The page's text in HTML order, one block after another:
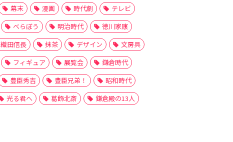
幕末
漫画 時代劇
テレビ
べらぼう
明治時代
徳川家康
織田信長
抹茶 デザイン
文房具
フィギュア
展覧会
鎌倉時代
豊臣秀吉
豊臣兄弟！
昭和時代
光る君へ
葛飾北斎 鎌倉殿の13人